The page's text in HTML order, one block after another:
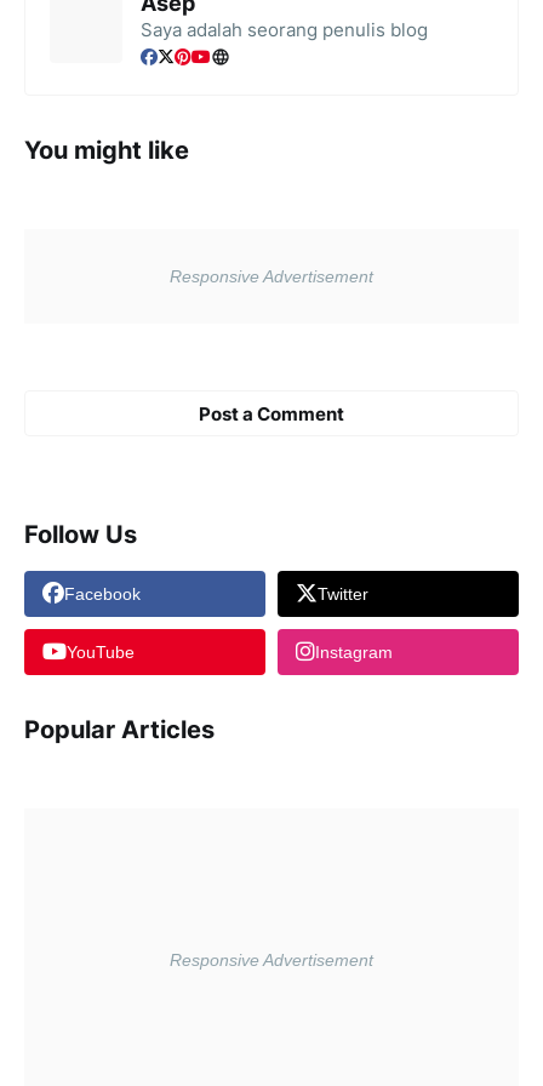
Saya adalah seorang penulis blog
You might like
Post a Comment
Follow Us
Facebook Twitter
YouTube Instagram
Popular Articles